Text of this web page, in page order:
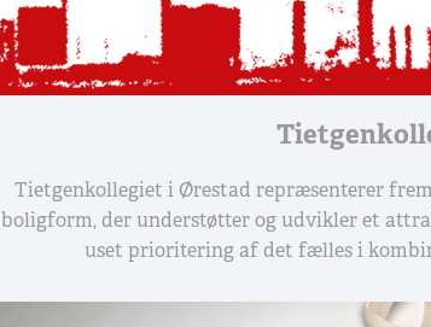
Tietgenkollegiet i Ørestad repræsenterer
boligform, der understøtter og udvikler et
uset prioritering af det fælles i